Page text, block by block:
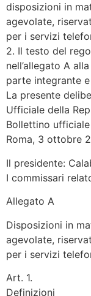
disposizioni in
agevolate,
per i servizi
2. Il testo del
nell’allegato A
parte integrante
La presente
Ufficiale della
Bollettino ufficiale
Roma, 3 ottobre
Il presidente:
I commissari
Allegato A
Disposizioni in
agevolate,
per i servizi
Art. 1.
Definizioni